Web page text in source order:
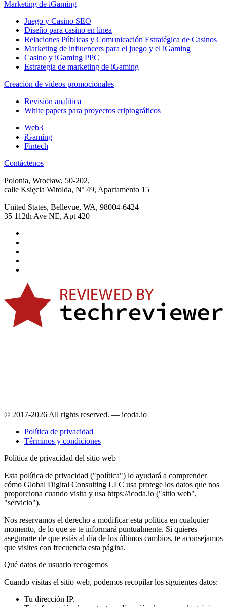
Marketing de iGaming
Juego y Casino SEO
Diseño para casino en línea
Relaciones Públicas y Comunicación Estratégica de Casinos
Marketing de influencers para el juego y el iGaming
Casino y iGaming PPC
Estrategia de marketing de iGaming
Creación de videos promocionales
Revisión analítica
White papers para proyectos criptográficos
Web3
iGaming
Fintech
Contáctenos
Polonia, Wrocław, 50-202,
calle Księcia Witolda, Nº 49, Apartamento 15
United States, Bellevue, WA, 98004-6424
35 112th Ave NE, Apt 420
© 2017-2026 All rights reserved. — icoda.io
Política de privacidad
Términos y condiciones
Política de privacidad del sitio web
Esta política de privacidad ("política") lo ayudará a comprender
cómo Global Digital Consulting LLC usa protege los datos que nos
proporciona cuando visita y usa https://icoda.io ("sitio web",
"servicio").
Nos reservamos el derecho a modificar esta política en cualquier
momento, de lo que se te informará puntualmente. Si quieres
asegurarte de que estás al día de los últimos cambios, te aconsejamos
que visites con frecuencia esta página.
Qué datos de usuario recogemos
Cuando visitas el sitio web, podemos recopilar los siguientes datos:
Tu dirección IP.